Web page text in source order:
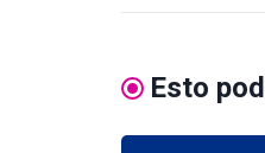
Esto